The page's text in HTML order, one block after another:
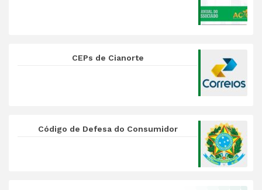
CEPs de Cianorte
Código de Defesa do Consumidor